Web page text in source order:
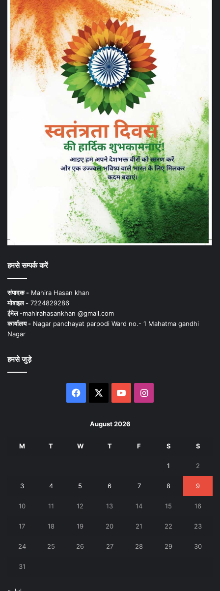
हमसे सम्पर्क करें
संपादक - Mahira Hasan khan
मोबाइल - 7224829286
ईमेल -mahirahasankhan @gmail.com
कार्यालय - Nagar panchayat parpodi Ward no.- 1 Mahatma gandhi
Nagar
हमसे जुड़े
Facebook YouTubeInstagram
August 2026
M T W T F S S
1 2
3 4 5 6 7 8 9
10 11 12 13 14 15 16
17 18 19 20 21 22 23
24 25 26 27 28 29 30
31